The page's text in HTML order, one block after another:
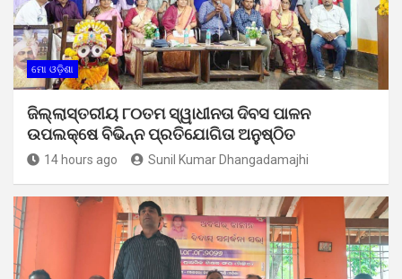
ମୋ ଓଡ଼ିଶା
ଜିଲ୍ଲାସ୍ତରୀୟ ୮୦ତମ ସ୍ୱାଧୀନତା ଦିବସ ପାଳନ
ଉପଲକ୍ଷେ ବିଭିନ୍ନ ପ୍ରତିଯୋଗିତା ଅନୁଷ୍ଠିତ
14 hours ago Sunil Kumar Dhangadamajhi